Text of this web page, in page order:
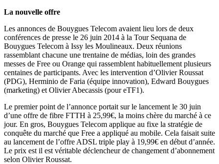
La nouvelle offre
Les annonces de Bouygues Telecom avaient lieu lors de deux
conférences de presse le 26 juin 2014 à la Tour Sequana de
Bouygues Telecom à Issy les Moulineaux. Deux réunions
rassemblant chacune une trentaine de médias, loin des grandes
messes de Free ou Orange qui rassemblent habituellement plusieurs
centaines de participants. Avec les intervention d’Olivier Roussat
(PDG), Herminio de Faria (équipe innovation), Edward Bouygues
(marketing) et Olivier Abecassis (pour eTF1).
Le premier point de l’annonce portait sur le lancement le 30 juin
d’une offre de fibre FTTH à 25,99€, la moins chère du marché à ce
jour. En gros, Bouygues Telecom applique au fixe la stratégie de
conquête du marché que Free a appliqué au mobile. Cela faisait suite
au lancement de l’offre ADSL triple play à 19,99€ en début d’année.
Le prix est il est véritable déclencheur de changement d’abonnement
selon Olivier Roussat.